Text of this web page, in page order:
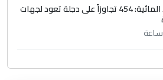
الموارد المائية: 454 تجاوزاً على دجلة تعود لجهات